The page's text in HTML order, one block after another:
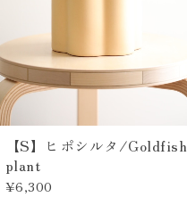
【S】ヒポシルタ/Goldfish
plant
¥6,300